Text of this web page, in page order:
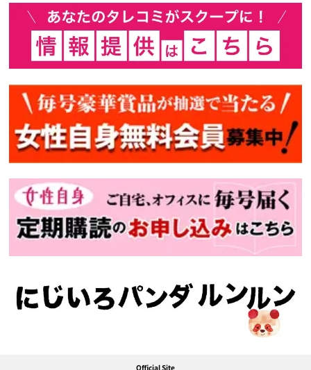
Official Site